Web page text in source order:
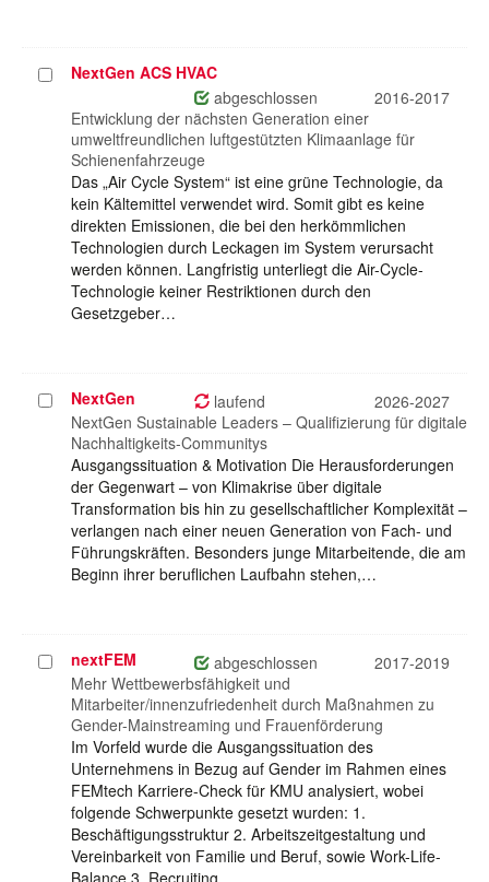
ProjektNextGen ACS HVAC
abgeschlossen
2016-2017
Entwicklung der nächsten Generation einer
umweltfreundlichen luftgestützten Klimaanlage für
Schienenfahrzeuge
Das „Air Cycle System“ ist eine grüne Technologie, da
kein Kältemittel verwendet wird. Somit gibt es keine
direkten Emissionen, die bei den herkömmlichen
Technologien durch Leckagen im System verursacht
werden können. Langfristig unterliegt die Air-Cycle-
Technologie keiner Restriktionen durch den
Gesetzgeber…
Projekt
auswählen
NextGen laufend
2026-2027
NextGen Sustainable Leaders – Qualifizierung für digitale
Nachhaltigkeits-Communitys
Ausgangssituation & Motivation Die Herausforderungen
der Gegenwart – von Klimakrise über digitale
Transformation bis hin zu gesellschaftlicher Komplexität –
verlangen nach einer neuen Generation von Fach- und
Führungskräften. Besonders junge Mitarbeitende, die am
Beginn ihrer beruflichen Laufbahn stehen,…
Projekt
auswählen
nextFEM abgeschlossen
2017-2019
Mehr Wettbewerbsfähigkeit und
Mitarbeiter/innenzufriedenheit durch Maßnahmen zu
Gender-Mainstreaming und Frauenförderung
Im Vorfeld wurde die Ausgangssituation des
Unternehmens in Bezug auf Gender im Rahmen eines
FEMtech Karriere-Check für KMU analysiert, wobei
folgende Schwerpunkte gesetzt wurden: 1.
Beschäftigungsstruktur 2. Arbeitszeitgestaltung und
Vereinbarkeit von Familie und Beruf, sowie Work-Life-